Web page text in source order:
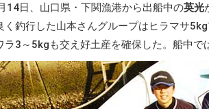
14日、山口県・下関漁港から出船中の英光
く釣行した山本さんグループはヒラマサ
ラ3～5kgも交え好土産を確保した。船中で